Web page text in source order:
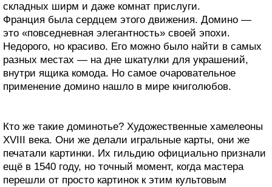
складных ширм и даже комнат прислуги.
Франция была сердцем этого движения. Домино —
это «повседневная элегантность» своей эпохи.
Недорого, но красиво. Его можно было найти в самых
разных местах — на дне шкатулки для украшений,
внутри ящика комода. Но самое очаровательное
применение домино нашло в мире книголюбов.
Кто же такие доминотье? Художественные хамелеоны
XVIII века. Они же делали игральные карты, они же
печатали картинки. Их гильдию официально признали
ещё в 1540 году, но точный момент, когда мастера
перешли от просто картинок к этим культовым